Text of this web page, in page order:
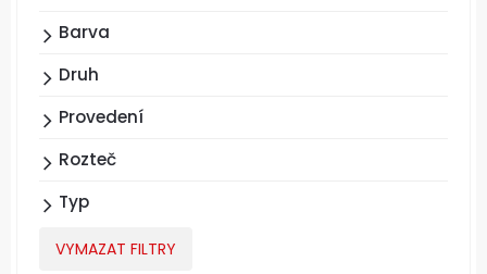
Barva
Druh
Provedení
Rozteč
Typ
VYMAZAT FILTRY